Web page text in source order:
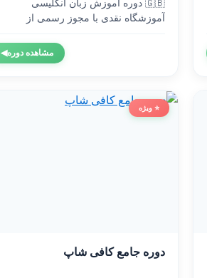
آموزشگاه نقدی با مجوز رسمی از
مشاهده دوره◀
⭐ ویژه
دوره جامع کافی شاپ